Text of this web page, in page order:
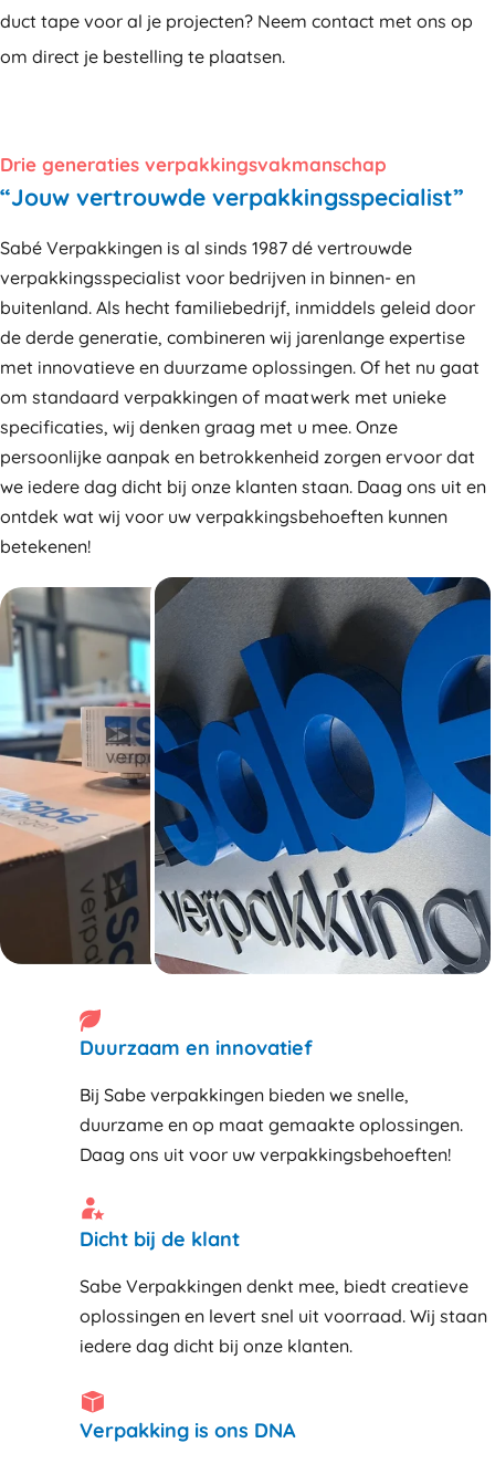
duct tape voor al je projecten? Neem contact met ons op
om direct je bestelling te plaatsen.
Drie generaties verpakkingsvakmanschap
“Jouw vertrouwde verpakkingsspecialist”
Sabé Verpakkingen is al sinds 1987 dé vertrouwde
verpakkingsspecialist voor bedrijven in binnen- en
buitenland. Als hecht familiebedrijf, inmiddels geleid door
de derde generatie, combineren wij jarenlange expertise
met innovatieve en duurzame oplossingen. Of het nu gaat
om standaard verpakkingen of maatwerk met unieke
specificaties, wij denken graag met u mee. Onze
persoonlijke aanpak en betrokkenheid zorgen ervoor dat
we iedere dag dicht bij onze klanten staan. Daag ons uit en
ontdek wat wij voor uw verpakkingsbehoeften kunnen
betekenen!
Duurzaam en innovatief
Bij Sabe verpakkingen bieden we snelle,
duurzame en op maat gemaakte oplossingen.
Daag ons uit voor uw verpakkingsbehoeften!
Dicht bij de klant
Sabe Verpakkingen denkt mee, biedt creatieve
oplossingen en levert snel uit voorraad. Wij staan
iedere dag dicht bij onze klanten
Verpakking is ons DNA